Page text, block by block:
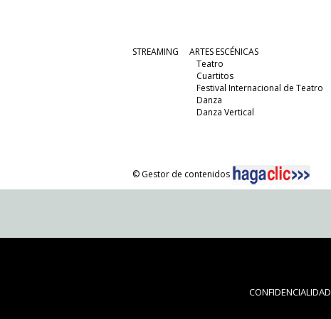
STREAMING
ARTES ESCÉNICAS
Teatro
Cuartitos
Festival Internacional de Teatro
Danza
Danza Vertical
© Gestor de contenidos
CONFIDENCIALIDAD